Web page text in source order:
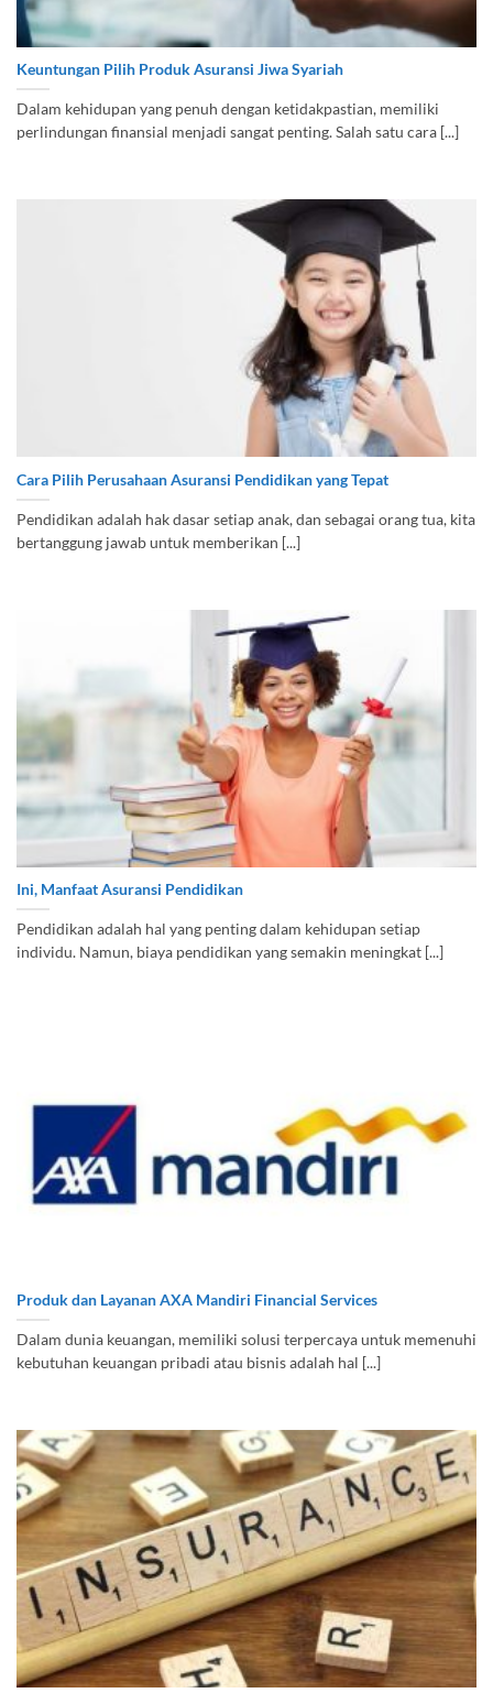
Keuntungan Pilih Produk Asuransi Jiwa Syariah
Dalam kehidupan yang penuh dengan ketidakpastian, memiliki
perlindungan finansial menjadi sangat penting. Salah satu cara [...]
Cara Pilih Perusahaan Asuransi Pendidikan yang Tepat
Pendidikan adalah hak dasar setiap anak, dan sebagai orang tua, kita
bertanggung jawab untuk memberikan [...]
Ini, Manfaat Asuransi Pendidikan
Pendidikan adalah hal yang penting dalam kehidupan setiap
individu. Namun, biaya pendidikan yang semakin meningkat [...]
Produk dan Layanan AXA Mandiri Financial Services
Dalam dunia keuangan, memiliki solusi terpercaya untuk memenuhi
kebutuhan keuangan pribadi atau bisnis adalah hal [...]